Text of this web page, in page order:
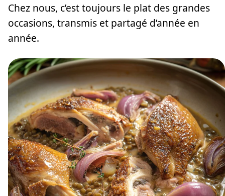
Chez nous, c’est toujours le plat des grandes
occasions, transmis et partagé d’année en
année.